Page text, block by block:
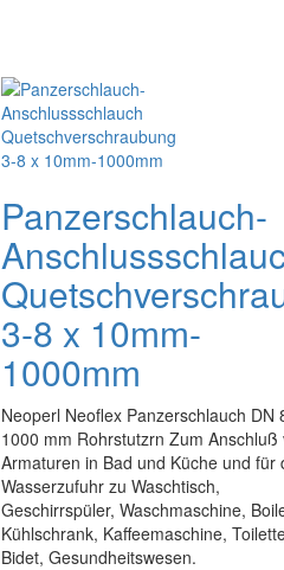
Panzerschlauch-
3-8 x 10mm-
1000mm
Neoperl Neoflex Panzerschlauch DN
1000 mm Rohrstutzrn Zum Anschluß
Armaturen in Bad und Küche und für
Wasserzufuhr zu Waschtisch,
Geschirrspüler, Waschmaschine,
Kühlschrank, Kaffeemaschine,
Bidet, Gesundheitswesen.